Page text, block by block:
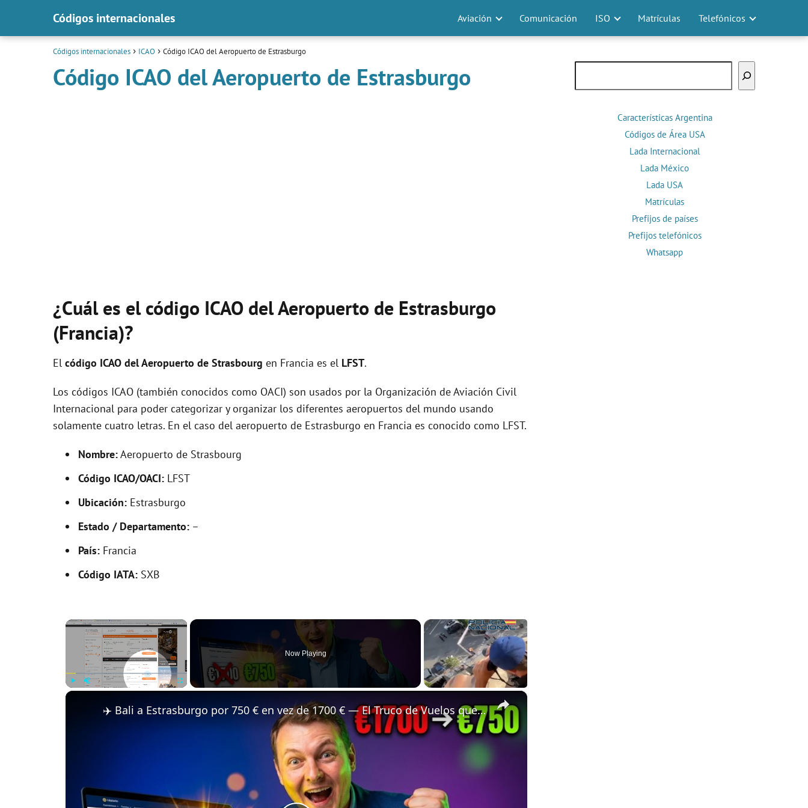
Códigos internacionales Aviación Comunicación ISO Matrículas Telefónicos
Códigos internacionales ICAO Código ICAO del Aeropuerto de Estrasburgo
Código ICAO del Aeropuerto de Estrasburgo
¿Cuál es el código ICAO del Aeropuerto de Estrasburgo
(Francia)?
El código ICAO delAeropuerto de Strasbourg en Francia es el LFST.
Los códigos ICAO (también conocidos como OACI) son usados por la Organización de Aviación Civil
Internacional para poder categorizar y organizar los diferentes aeropuertos del mundo usando
solamente cuatro letras. En el caso del aeropuerto de Estrasburgo en Francia es conocido como LFST.
Nombre:Aeropuerto de Strasbourg
Código ICAO/OACI: LFST
Ubicación: Estrasburgo
Estado / Departamento: –
País: Francia
Código IATA: SXB
×
Fullscreen
Now Playing
×
✈️ Bali a Estrasburgo por 750 € en vez de 1700 € — El Truco de Vuelos que Ocultan las Comparadoras 🤯
Características Argentina
Códigos de Área USA
Lada Internacional
Lada México
Lada USA
Matrículas
Prefijos de países
Prefijos telefónicos
Whatsapp